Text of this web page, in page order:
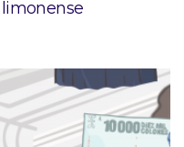
limonense